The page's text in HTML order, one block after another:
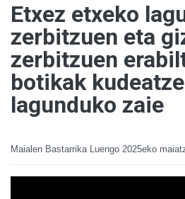
Etxez etxeko
zerbitzuen eta
zerbitzuen
botikak
lagunduko zaie
Maialen Bastarrika Luengo 2025eko